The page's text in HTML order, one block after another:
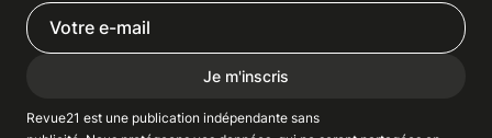
Je m'inscris
Revue21 est une publication indépendante sans